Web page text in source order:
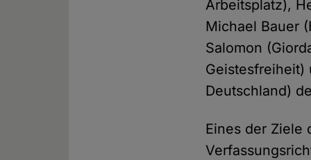
Arbeits­platz),
Michael Bauer
Salomon
Geistes­freiheit)
Deutschland)
Eines der Ziele